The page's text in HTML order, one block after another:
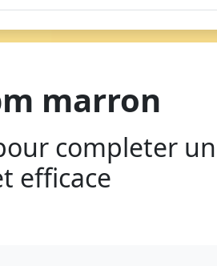
marron
completer
efficace